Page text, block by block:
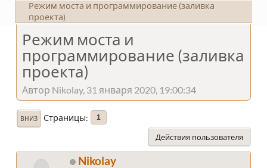
Режим моста и программирование (заливка
проекта)
Режим моста и
программирование (заливка
проекта)
Автор Nikolay, 31 января 2020, 19:00:34
ВНИЗ Страницы 1
Действия пользователя
Nikolay